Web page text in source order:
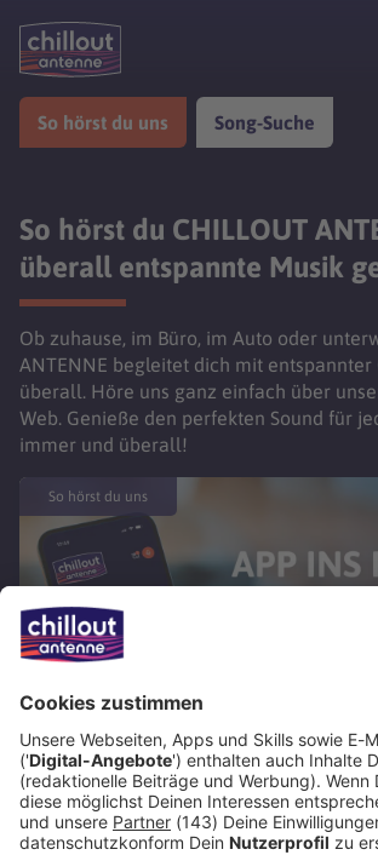
So hörst du uns Song-Suche
So hörst du uns Song-Suche
So hörst du CHILLOUT
überall entspannte Musik
Ob zuhause, im Büro, im Auto oder
ANTENNE begleitet dich mit entspannter
überall. Höre uns ganz einfach über
Web. Genieße den perfekten Sound für
immer und überall!
So hörst du uns
CHILLOUT ANTENNE App:
Sound – immer und überall dabei